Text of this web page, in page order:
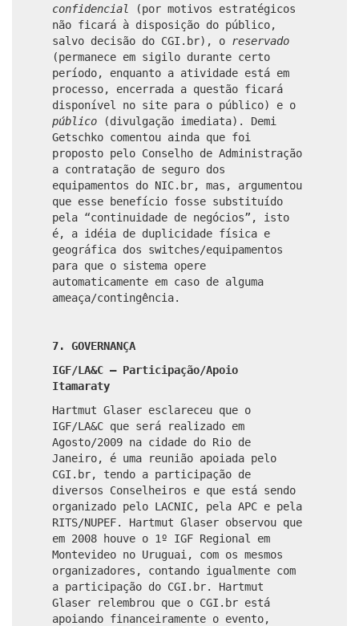
confidencial
(por motivos estratégicos
não ficará à disposição do público,
salvo decisão do CGI.br), o reservado
(permanece em sigilo durante certo
período, enquanto a atividade está em
processo, encerrada a questão ficará
disponível no site para o público) e o
público
(divulgação imediata). Demi
Getschko comentou ainda que foi
proposto pelo Conselho de Administração
a contratação de seguro dos
equipamentos do NIC.br, mas, argumentou
que esse benefício fosse substituído
pela “continuidade de negócios”, isto
é, a idéia de duplicidade física e
geográfica dos switches/equipamentos
para que o sistema opere
automaticamente em caso de alguma
ameaça/contingência.
7. GOVERNANÇA
IGF/LA&C – Participação/Apoio
Itamaraty
Hartmut Glaser esclareceu que o
IGF/LA&C que será realizado em
Agosto/2009 na cidade do Rio de
Janeiro, é uma reunião apoiada pelo
CGI.br, tendo a participação de
diversos Conselheiros e que está sendo
organizado pelo LACNIC, pela APC e pela
RITS/NUPEF. Hartmut Glaser observou que
em 2008 houve o 1º IGF Regional em
Montevideo no Uruguai, com os mesmos
organizadores, contando igualmente com
a participação do CGI.br. Hartmut
Glaser relembrou que o CGI.br está
apoiando financeiramente o evento,